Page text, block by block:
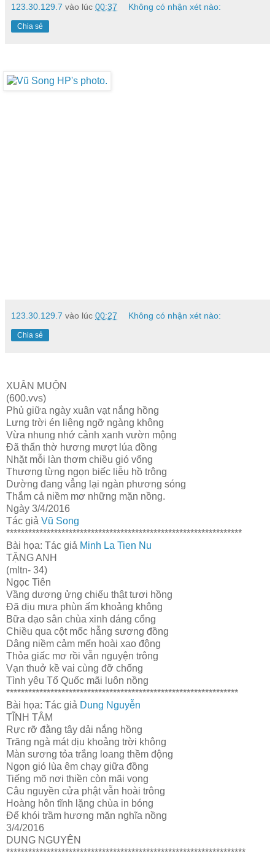
123.30.129.7 vào lúc 00:37 Không có nhận xét nào:
Chia sẻ
123.30.129.7 vào lúc 00:27 Không có nhận xét nào:
Chia sẻ
XUÂN MUỘN
(600.vvs)
Phủ giữa ngày xuân vạt nắng hồng
Lưng trời én liệng ngỡ ngàng không
Vừa nhung nhớ cảnh xanh vườn mộng
Đã thẩn thờ hương mượt lúa đồng
Nhặt mỗi làn thơm chiều gió vổng
Thương từng ngọn biếc liễu hồ trông
Dường đang vẳng lại ngàn phương sóng
Thắm cả niềm mơ những mặn nồng.
Ngày 3/4/2016
Tác giả Vũ Song
****************************************************************
Bài họa: Tác giả Minh La Tien Nu
TẶNG ANH
(mltn- 34)
Ngọc Tiên
Vầng dương ửng chiếu thật tươi hồng
Đã dịu mưa phùn ấm khoảng không
Bữa dạo sân chùa xinh dáng cổng
Chiều qua cột mốc hẫng sương đồng
Dâng niềm cảm mến hoài xao động
Thỏa giấc mơ rồi vẫn nguyện trông
Vạn thuở kề vai cùng đỡ chống
Tình yêu Tổ Quốc mãi luôn nồng
***************************************************************
Bài họa: Tác giả Dung Nguyễn
TĨNH TÂM
Rực rỡ đằng tây dải nắng hồng
Trăng ngà mát dịu khoảng trời không
Màn sương tỏa trắng loang thềm động
Ngọn gió lùa êm chạy giữa đồng
Tiếng mõ nơi thiền còn mãi vọng
Câu nguyền cửa phật vẫn hoài trông
Hoàng hôn tĩnh lặng chùa in bóng
Để khói trầm hương mặn nghĩa nồng
3/4/2016
DUNG NGUYÊN
*****************************************************************